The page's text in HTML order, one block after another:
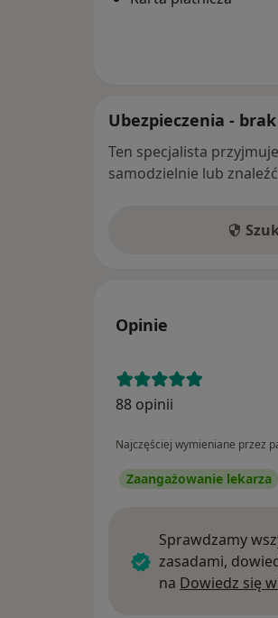
Ubezpieczenia -
Ten specjalista
samodzielnie lub
Opinie
88 opinii
Najczęściej wymieniane przez
Zaangażowanie lekarza
Sprawdzamy
zasadami,
na Dowiedz się